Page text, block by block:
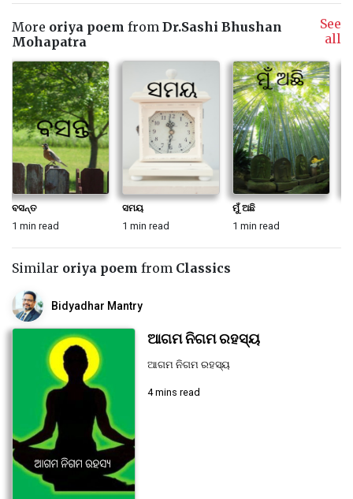
More oriya poem from Dr.Sashi Bhushan
Mohapatra
See
all
ବସନ୍ତ
1 min read
ସମୟ
1 min read
ମୁଁ ଅଛି
1 min read
Similar oriya poem from Classics
Bidyadhar Mantry
ଆଗମ ନିଗମ ରହସ୍ୟ
ଆଗମ ନିଗମ ରହସ୍ୟ
4 mins read